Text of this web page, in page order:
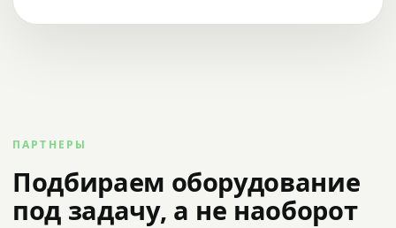
ПАРТНЕРЫ
Подбираем оборудование
под задачу, а не наоборот